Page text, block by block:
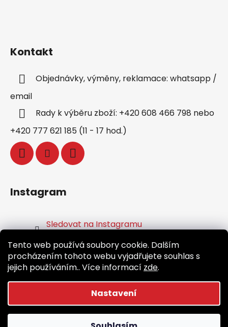
Tento web používá soubory cookie. Dalším
procházením tohoto webu vyjadřujete souhlas s
jejich používáním.. Více informací zde.
Nastavení
Kontakt
Objednávky, výměny, reklamace: whatsapp /
email
Rady k výběru zboží: +420 608 466 798 nebo
+420 777 621 185 (11 - 17 hod.)
Instagram
Sledovat na Instagramu
Facebook
Vytvořil Shoptet